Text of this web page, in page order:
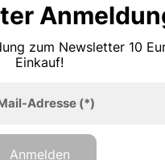
zum Newsletter 10
Einkauf!
Adresse(*)
Anmelden